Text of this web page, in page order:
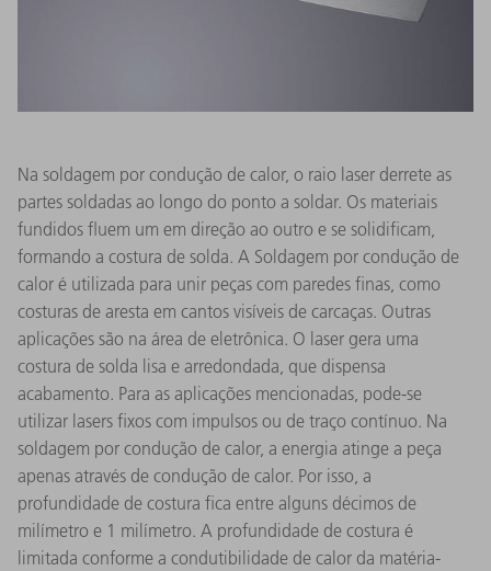
Na soldagem por condução de calor, o raio laser derrete as
partes soldadas ao longo do ponto a soldar. Os materiais
fundidos fluem um em direção ao outro e se solidificam,
formando a costura de solda. A Soldagem por condução de
calor é utilizada para unir peças com paredes finas, como
costuras de aresta em cantos visíveis de carcaças. Outras
aplicações são na área de eletrônica. O laser gera uma
costura de solda lisa e arredondada, que dispensa
acabamento. Para as aplicações mencionadas, pode-se
utilizar lasers fixos com impulsos ou de traço contínuo. Na
soldagem por condução de calor, a energia atinge a peça
apenas através de condução de calor. Por isso, a
profundidade de costura fica entre alguns décimos de
milímetro e 1 milímetro. A profundidade de costura é
limitada conforme a condutibilidade de calor da matéria-